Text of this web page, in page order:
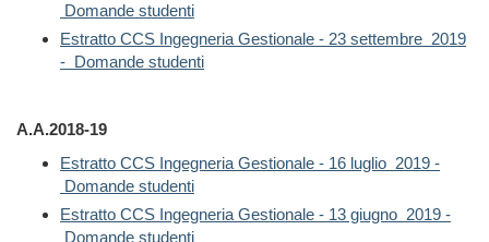
Domande studenti
Estratto CCS Ingegneria Gestionale - 23 settembre 2019
- Domande studenti
A.A.2018-19
Estratto CCS Ingegneria Gestionale - 16 luglio 2019 -
Domande studenti
Estratto CCS Ingegneria Gestionale - 13 giugno 2019 -
Domande studenti